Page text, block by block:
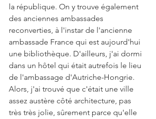
la république. On y trouve également
des anciennes ambassades
reconverties, à l'instar de l'ancienne
ambassade France qui est aujourd'hui
une bibliothèque. D'ailleurs, j'ai dormi
dans un hôtel qui était autrefois le lieu
de l'ambassage d'Autriche-Hongrie.
Alors, j'ai trouvé que c'était une ville
assez austère côté architecture, pas
très très jolie, sûrement parce qu'elle